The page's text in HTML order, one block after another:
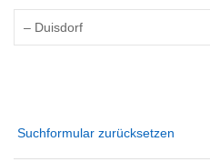
Suchformular zurücksetzen